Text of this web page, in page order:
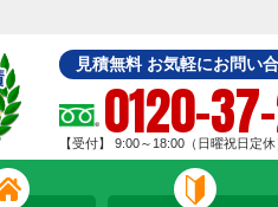
見積無料 お気軽にお問い
0120-
【受付】 9:00～18:00（日曜祝日定休